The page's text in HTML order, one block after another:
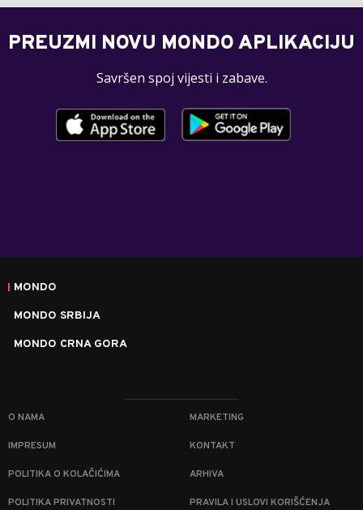
PREUZMI NOVU MONDO APLIKACIJU
Savršen spoj vijesti i zabave.
MONDO
MONDO SRBIJA
MONDO CRNA GORA
O NAMA MARKETING
IMPRESUM KONTAKT
POLITIKA O KOLAČIĆIMA ARHIVA
POLITIKA PRIVATNOSTI PRAVILA I USLOVI KORIŠĆENJA